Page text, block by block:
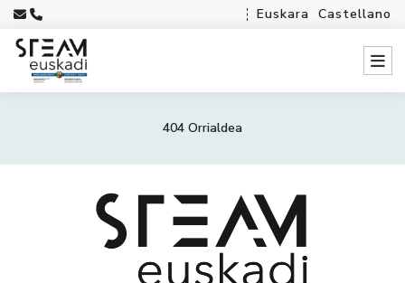
Euskara Castellano
404 Orrialdea